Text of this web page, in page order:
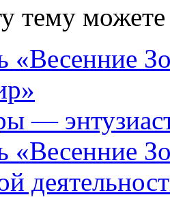
тему
«Весенние
—
«Весенние